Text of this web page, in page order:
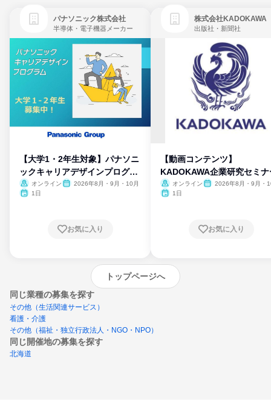
パナソニック株式会社
半導体・電子機器メーカー
【大学1・2年生対象】パナソニ
ックキャリアデザインプログラ
ム
オンライン
2026年8月・9月・10月
1日
お気に入り
株式会社KADOKAWA
出版社・新聞社
【動画コンテンツ】
KADOKAWA企業研究セミナ
オンライン
2026年8月・9月・
1日
お気に入り
トップページへ
同じ業種の募集を探す
その他（生活関連サービス）
看護・介護
その他（福祉・独立行政法人・NGO・NPO）
同じ開催地の募集を探す
北海道